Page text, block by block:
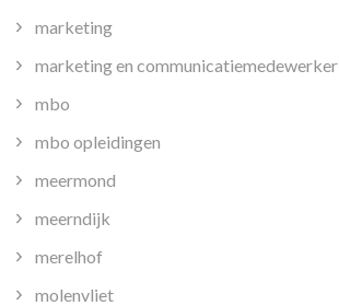
marketing
marketing en communicatiemedewerker
mbo
mbo opleidingen
meermond
meerndijk
merelhof
molenvliet